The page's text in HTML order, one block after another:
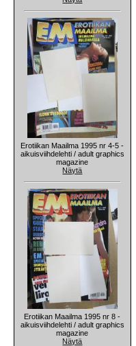
Erotiikan Maailma 1995 nr 4-5 -
aikuisviihdelehti / adult graphics
magazine
Näytä
Erotiikan Maailma 1995 nr 8 -
aikuisviihdelehti / adult graphics
magazine
Näytä